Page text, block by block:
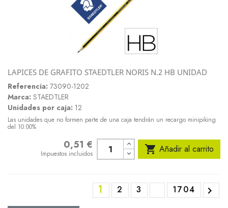
LAPICES DE GRAFITO STAEDTLER NORIS N.2 HB UNIDAD
Referencia: 73090-1202
Marca: STAEDTLER
Unidades por caja: 12
Las unidades que no formen parte de una caja tendrán un recargo minipiking
del 10.00%
0,51 €
Impuestos incluidos  Añadir al carrito
1 2 3 1704 